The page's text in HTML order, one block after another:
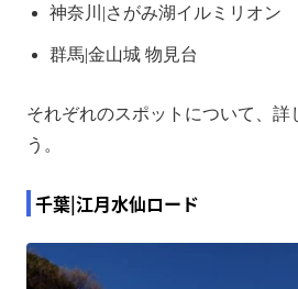
神奈川|さがみ湖イルミリオン
群馬|金山城 物見台
それぞれのスポットについて、詳
う。
千葉|江月水仙ロード